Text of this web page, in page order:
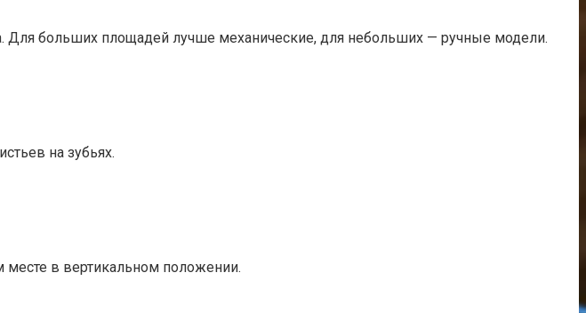
Для больших площадей лучше механические, для небольших — ручные модели.
на зубьях.
месте в вертикальном положении.